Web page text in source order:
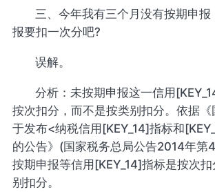
三、今年我有三个月没有按期申报
报要扣一次分吧?
误解。
分析：未按期申报这一信用
按次扣分，而不是按类别扣分。依据
于发布<纳税信用[KEY_14]指标和
的公告》(国家税务总局公告2014年第
按期申报等信用[KEY_14]指标是按次
别扣分。